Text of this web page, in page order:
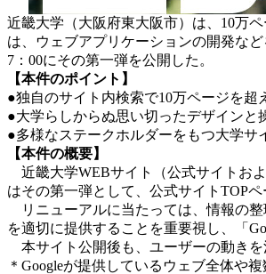
近畿大学（大阪府東大阪市）は、10万
は、ウェブアプリケーションの開発な
7：00にその第一弾を公開した。
【本件のポイント】
●独自のサイト内検索で10万ページを超
●大学らしからぬ思い切ったデザインと
●多様なステークホルダーをもつ大学サ
【本件の概要】
近畿大学WEBサイト（公式サイトお
はその第一弾として、公式サイトTOP
リニューアルに当たっては、情報の整
を適切に提供することを重要視し、「
本サイト公開後も、ユーザーの動きを
＊Googleが提供しているウェブ全体や